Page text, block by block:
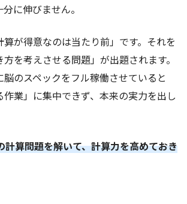
に伸びません。
が得意なのは当たり前」です。それを
を考えさせる問題」が出題されます。
脳のスペックをフル稼働させていると
作業」に集中できず、本来の実力を出し
計算問題を解いて、計算力を高めておき